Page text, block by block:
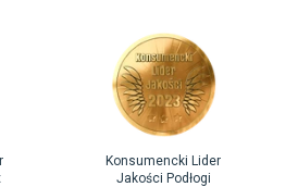
Konsumencki Lider
Jakości Podłogi